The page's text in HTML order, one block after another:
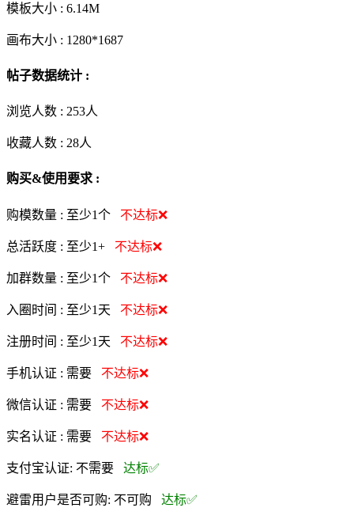
模板大小 : 6.14M
画布大小 : 1280*1687
帖子数据统计 :
浏览人数 : 253人
收藏人数 : 28人
购买&使用要求 :
购模数量 : 至少1个 不达标❌
总活跃度 : 至少1+ 不达标❌
加群数量 : 至少1个 不达标❌
入圈时间 : 至少1天 不达标❌
注册时间 : 至少1天 不达标❌
手机认证 : 需要 不达标❌
微信认证 : 需要 不达标❌
实名认证 : 需要 不达标❌
支付宝认证: 不需要 达标✅
避雷用户是否可购: 不可购 达标✅